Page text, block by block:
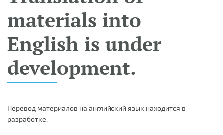
materials into
English is under
development.
Перевод материалов на английский язык находится в
разработке.